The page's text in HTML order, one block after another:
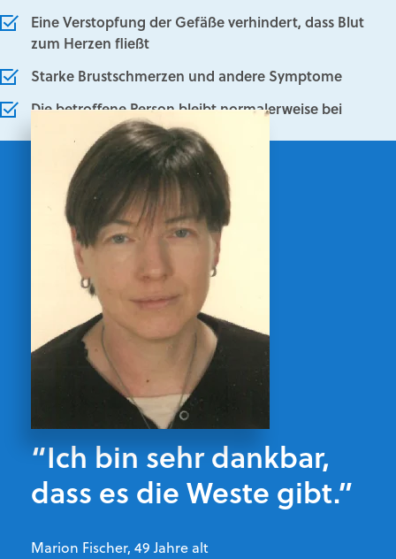
Eine Verstopfung der Gefäße verhindert, dass Blut
zum Herzen fließt
Starke Brustschmerzen und andere Symptome
Die betroffene Person bleibt normalerweise bei
Bewusstsein
“Ich bin sehr dankbar,
dass es die Weste gibt.”
Marion Fischer, 49 Jahre alt